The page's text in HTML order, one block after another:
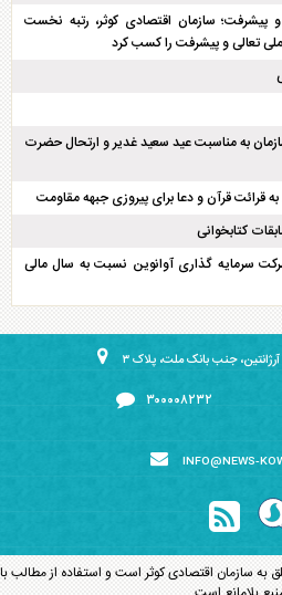
پیشرفت؛ سازمان اقتصادی کوثر، رتبه نخست
تعالی و پیشرفت را کسب کرد
به مناسبت عید سعید غدیر و ارتحال حضرت
قرائت قرآن و دعا برای پیروزی جبهه مقاومت
کتابخوانی
شرکت سرمایه گذاری آوانوین نسبت به سال مالی
جنب بانک ملت، پلاک ۳
۳۰۰۰۰۸۲۳۲
INFO@NEWS-
سازمان اقتصادی کوثر است و استفاده از مطالب با